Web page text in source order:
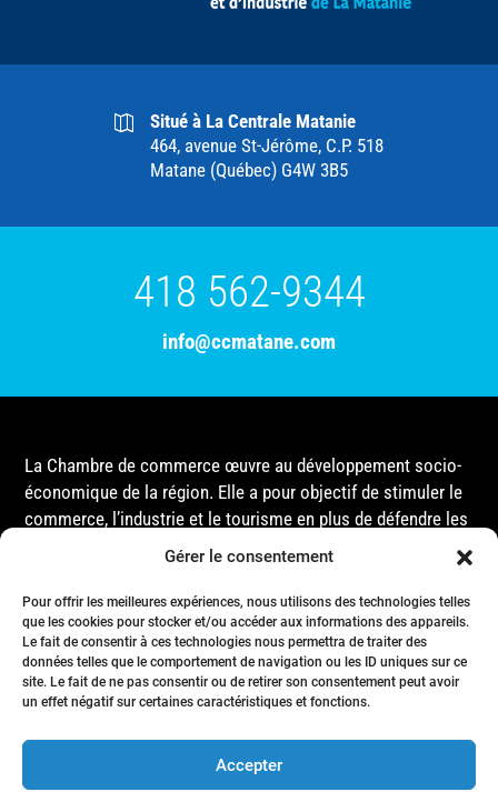
Gérer le consentement
Pour offrir les meilleures expériences, nous utilisons des technologies telles
que les cookies pour stocker et/ou accéder aux informations des appareils.
Le fait de consentir à ces technologies nous permettra de traiter des
données telles que le comportement de navigation ou les ID uniques sur ce
site. Le fait de ne pas consentir ou de retirer son consentement peut avoir
un effet négatif sur certaines caractéristiques et fonctions.
Accepter
Situé à La Centrale Matanie
464, avenue St-Jérôme, C.P. 518
Matane (Québec) G4W 3B5
418 562-9344
info@ccmatane.com
La Chambre de commerce œuvre au développement socio-
économique de la région. Elle a pour objectif de stimuler le
commerce, l’industrie et le tourisme en plus de défendre les
intérêts de ses membres et de l’ensemble de la
gouvernementales, que ce soit au niveau municipal,
provincial ou fédéral.
Accueil
Membres